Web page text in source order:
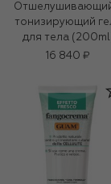
тонизирующий
для тела
16 840 ₽